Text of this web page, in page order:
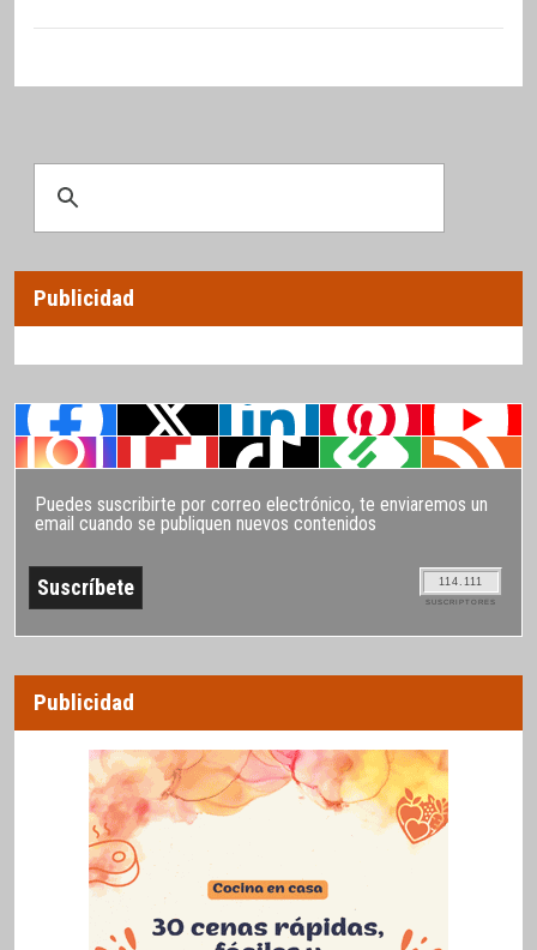
Publicidad
Puedes suscribirte por correo electrónico, te enviaremos un
email cuando se publiquen nuevos contenidos
114.111
SUSCRIPTORES
Publicidad